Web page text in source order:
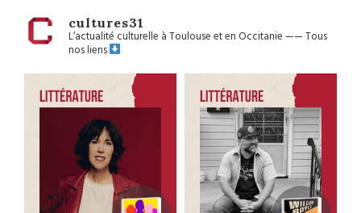
cultures31
L’actualité culturelle à Toulouse et en Occitanie——Tous
nos liens